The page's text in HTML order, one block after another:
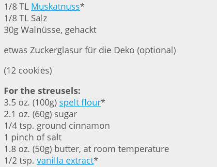
1/8 TL Muskatnuss*
1/8 TL Salz
30g Walnüsse, gehackt
etwas Zuckerglasur für die Deko (optional)
(12 cookies)
For the streusels:
3.5 oz. (100g) spelt flour*
2.1 oz. (60g) sugar
1/4 tsp. ground cinnamon
1 pinch of salt
1.8 oz. (50g) butter, at room temperature
1/2 tsp. vanilla extract*